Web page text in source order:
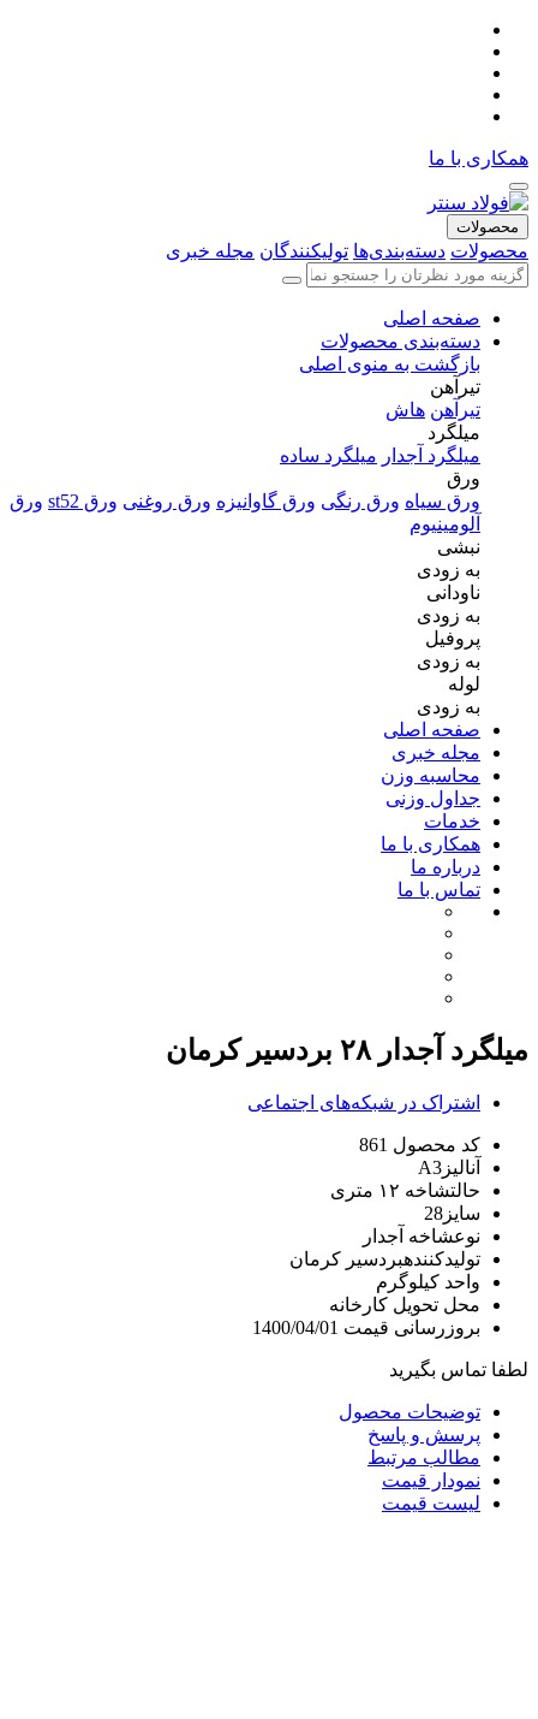
همکاری با ما
محصولات
محصولات دسته‌بندی‌ها تولیکنندگان مجله خبری
صفحه اصلی
دسته‌بندی محصولات
بازگشت به منوی اصلی
تیرآهن
تیرآهن هاش
میلگرد
میلگرد آجدار میلگرد ساده
ورق
ورق سیاه ورق رنگی ورق گاوانیزه ورق روغنی ورق st52
ورق
آلومینیوم
نبشی
به زودی
ناودانی
به زودی
پروفیل
به زودی
لوله
به زودی
صفحه اصلی
مجله خبری
محاسبه وزن
جداول وزنی
خدمات
همکاری با ما
درباره ما
تماس با ما
میلگرد آجدار ۲۸ بردسیر کرمان
اشتراک در شبکه‌های اجتماعی
کد محصول 861
آنالیز A3
حالتشاخه ۱۲ متری
سایز 28
نوعشاخه آجدار
تولیدکنندهبردسیر کرمان
واحد کیلوگرم
محل تحویل کارخانه
بروزرسانی قیمت 1400/04/01
لطفا تماس بگیرید
توضیحات محصول
پرسش و پاسخ
مطالب مرتبط
نمودار قیمت
لیست قیمت